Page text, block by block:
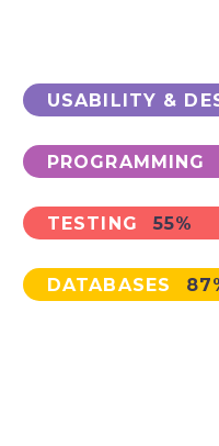
USABILITY &
PROGRAMMING
TESTING 55%
DATABASES